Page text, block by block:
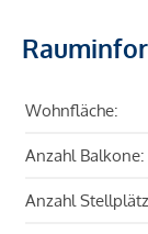
Wohnfläche:
Anzahl Balkone:
Anzahl